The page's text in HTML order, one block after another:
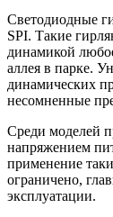
Светодиодные
SPI. Такие
динамикой
аллея в парке.
динамических
несомненные
Среди моделей
напряжением
применение
ограничено,
эксплуатации.